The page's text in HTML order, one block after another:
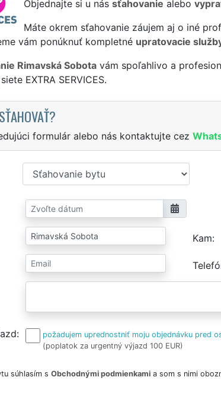
Objednajte si u nás sťahovanie alebo
Máte okrem sťahovanie záujem aj o iné
vám ponúknuť kompletné upratovacie
Rimavská Sobotavám spoľahlivo a
EXTRA SERVICES.
formulár alebo nás kontaktujte cez
Kam
požadujem uprednostniť moju objednávku pred
(poplatok za urgentný výjazd 100 EUR)
súhlasím s Obchodnými podmienkamia som s nimi